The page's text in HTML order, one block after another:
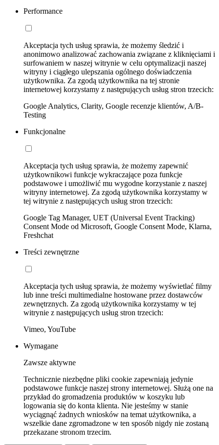
Performance
Akceptacja tych usług sprawia, że możemy śledzić i
anonimowo analizować zachowania związane z kliknięciami i
surfowaniem w naszej witrynie w celu optymalizacji naszej
witryny i ciągłego ulepszania ogólnego doświadczenia
użytkownika. Za zgodą użytkownika na tej stronie
internetowej korzystamy z następujących usług stron trzecich:
Google Analytics, Clarity, Google recenzje klientów, A/B-
Testing
Funkcjonalne
Akceptacja tych usług sprawia, że możemy zapewnić
użytkownikowi funkcje wykraczające poza funkcje
podstawowe i umożliwić mu wygodne korzystanie z naszej
witryny internetowej. Za zgodą użytkownika korzystamy w
tej witrynie z następujących usług stron trzecich:
Google Tag Manager, UET (Universal Event Tracking)
Consent Mode od Microsoft, Google Consent Mode, Klarna,
Freshchat
Treści zewnętrzne
Akceptacja tych usług sprawia, że możemy wyświetlać filmy
lub inne treści multimedialne hostowane przez dostawców
zewnętrznych. Za zgodą użytkownika korzystamy w tej
witrynie z następujących usług stron trzecich:
Vimeo, YouTube
Wymagane
Zawsze aktywne
Technicznie niezbędne pliki cookie zapewniają jedynie
podstawowe funkcje naszej strony internetowej. Służą one na
przykład do gromadzenia produktów w koszyku lub
logowania się do konta klienta. Nie jesteśmy w stanie
wyciągnąć żadnych wniosków na temat użytkownika, a
wszelkie dane zgromadzone w ten sposób nigdy nie zostaną
przekazane stronom trzecim.